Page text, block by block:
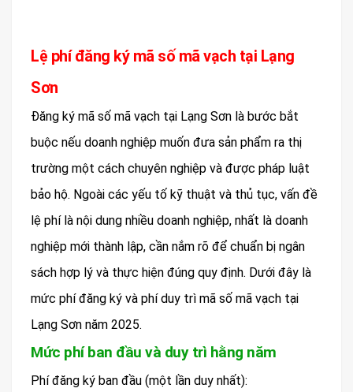
Lệ phí đăng ký mã số mã vạch tại Lạng
Sơn
Đăng ký mã số mã vạch tại Lạng Sơn là bước bắt
buộc nếu doanh nghiệp muốn đưa sản phẩm ra thị
trường một cách chuyên nghiệp và được pháp luật
bảo hộ. Ngoài các yếu tố kỹ thuật và thủ tục, vấn đề
lệ phí là nội dung nhiều doanh nghiệp, nhất là doanh
nghiệp mới thành lập, cần nắm rõ để chuẩn bị ngân
sách hợp lý và thực hiện đúng quy định. Dưới đây là
mức phí đăng ký và phí duy trì mã số mã vạch tại
Lạng Sơn năm 2025.
Mức phí ban đầu và duy trì hằng năm
Phí đăng ký ban đầu (một lần duy nhất):